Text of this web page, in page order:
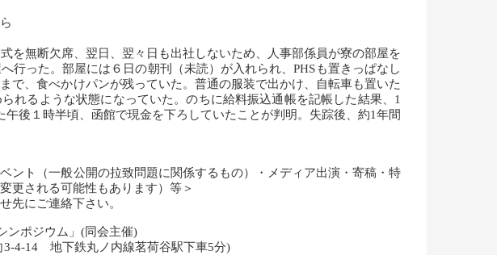
を無断欠席、翌日、翌々日も出社しないため、人事部係員が寮の部屋を
行った。部屋には６日の朝刊（未読）が入れられ、PHSも置きっぱなし
で、食べかけパンが残っていた。普通の服装で出かけ、自転車も置いた
れるような状態になっていた。のちに給料振込通帳を記帳した結果、1
後１時半頃、函館で現金を下ろしていたことが判明。失踪後、約1年間
ント（一般公開の拉致問題に関係するもの）・メディア出演・寄稿・特
更される可能性もあります）等＞
先にご連絡下さい。
ンポジウム」(同会主催)
4-14 地下鉄丸ノ内線茗荷谷駅下車5分)